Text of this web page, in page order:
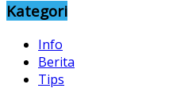
Kategori
Info
Berita
Tips